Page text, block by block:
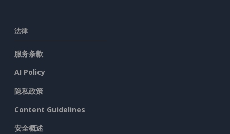
法律
服务条款
AI Policy
隐私政策
Content Guidelines
安全概述